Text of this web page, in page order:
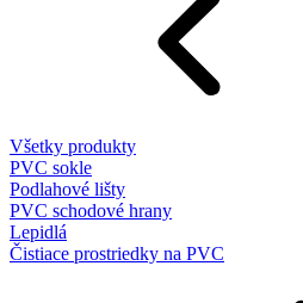
Všetky produkty
PVC sokle
Podlahové lišty
PVC schodové hrany
Lepidlá
Čistiace prostriedky na PVC